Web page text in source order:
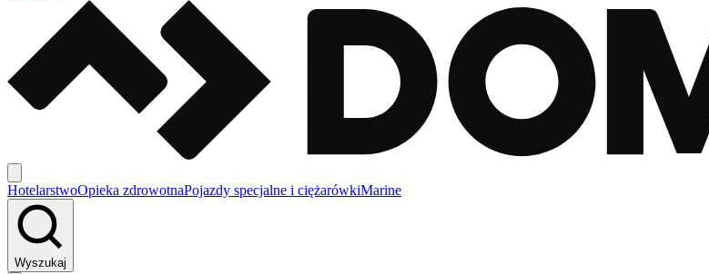
HotelarstwoOpieka zdrowotnaPojazdy specjalne i ciężarówkiMarine
Wyszukaj